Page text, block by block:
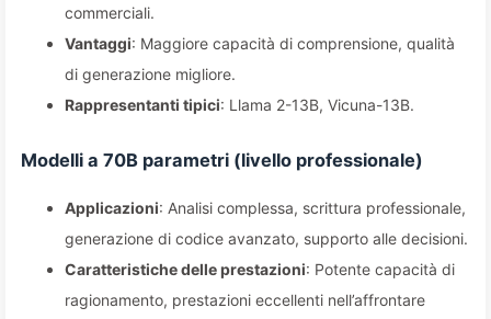
commerciali.
Vantaggi: Maggiore capacità di comprensione, qualità
di generazione migliore.
Rappresentanti tipici: Llama 2-13B, Vicuna-13B.
Modelli a 70B parametri (livello professionale)
Applicazioni: Analisi complessa, scrittura professionale,
generazione di codice avanzato, supporto alle decisioni.
Caratteristiche delle prestazioni: Potente capacità di
ragionamento, prestazioni eccellenti nell’affrontare